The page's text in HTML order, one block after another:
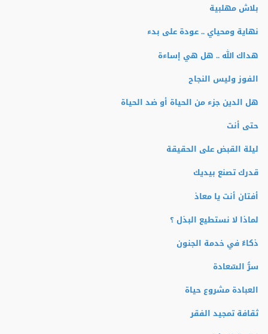
بلاش مهلبية
نهاية ومحياي .. عودة على بدء
هداك الله .. هل هي إساءة
الفوز وليس النجاح
هل الدين جزء من الحياة أو ضد الحياة
حتى أنت
ليلة القبض على الحقيقة
قدرك تصنع بيديك
أفتان أنت يا معاذ
لماذا لا نستطيع البذل ؟
ذكاءٌ في خدمة الجنون
سرُّ السّعادة
العبادة مشروع حياة
ثقافة تمجيد الفقر